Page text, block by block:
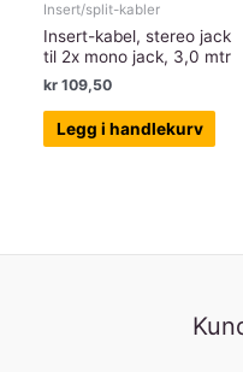
Insert/split-kabler
Insert-kabel, stereo jack
til 2x mono jack, 3,0 mtr
kr 109,50
Legg i handlekurv